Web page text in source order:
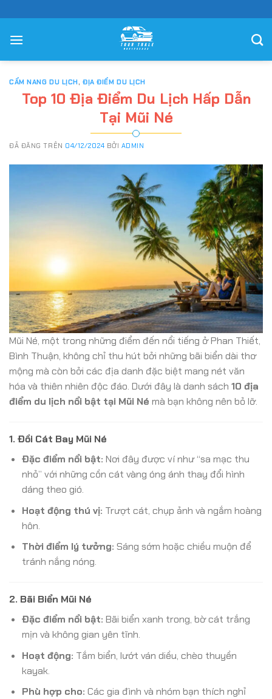
đến
nội
CẨM NANG DU LỊCH,ĐỊA ĐIỂM DU LỊCH
Top 10 Địa Điểm Du Lịch Hấp Dẫn
Tại Mũi Né
ĐÃ ĐĂNG TRÊN 04/12/2024 BỞI ADMIN
Mũi Né, một trong những điểm đến nổi tiếng ở Phan Thiết,
Bình Thuận, không chỉ thu hút bởi những bãi biển dài thơ
mộng mà còn bởi các địa danh đặc biệt mang nét văn
hóa và thiên nhiên độc đáo. Dưới đây là danh sách 10 địa
điểm du lịch nổi bật tại Mũi Né mà bạn không nên bỏ lỡ.
1. Đồi Cát Bay Mũi Né
Đặc điểm nổi bật: Nơi đây được ví như “sa mạc thu
nhỏ” với những cồn cát vàng óng ánh thay đổi hình
dáng theo gió.
Hoạt động thú vị: Trượt cát, chụp ảnh và ngắm hoàng
hôn.
Thời điểm lý tưởng: Sáng sớm hoặc chiều muộn để
tránh nắng nóng.
2. Bãi Biển Mũi Né
Đặc điểm nổi bật: Bãi biển xanh trong, bờ cát trắng
mịn và không gian yên tĩnh.
Hoạt động: Tắm biển, lướt ván diều, chèo thuyền
kayak.
Phù hợp cho: Các gia đình và nhóm bạn thích nghỉ